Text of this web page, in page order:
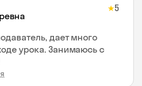
★5
дает много
урока. Занимаюсь с